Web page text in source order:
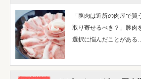
「豚肉は近所の肉屋で
取り寄せるべき？」豚肉
選択に悩んだことがある